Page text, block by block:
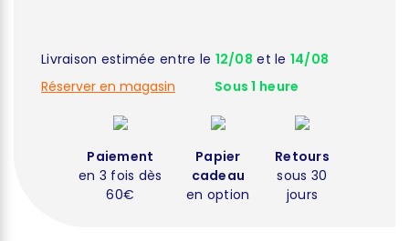
Livraison estimée entre le 12/08 et le 14/08
Réserver en magasin
Sous 1 heure
Paiement
en 3 fois dès
60€
Papier
cadeau
en option
Retours
sous 30
jours